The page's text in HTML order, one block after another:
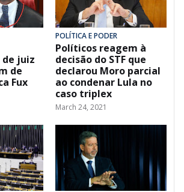
juiz
de
Fux
POLÍTICA E PODER
Políticos reagem à
decisão do STF que
declarou Moro parcial
ao condenar Lula no
caso triplex
March 24, 2021